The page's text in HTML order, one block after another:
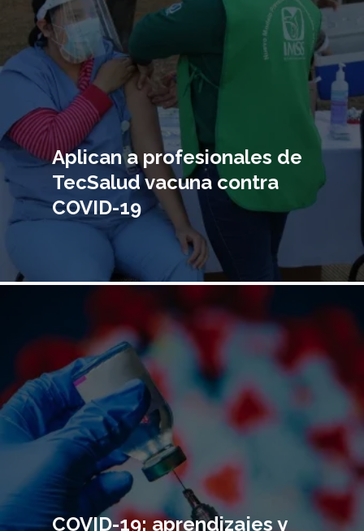
Aplican a profesionales de
TecSalud vacuna contra
COVID-19
COVID-19: aprendizajes y